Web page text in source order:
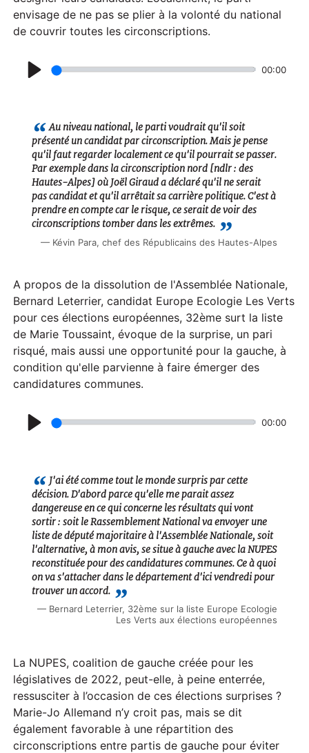
envisage de ne pas se plier à la volonté du national
de couvrir toutes les circonscriptions.
a
y
00:00
Au niveau national, le parti voudrait qu'il soit
présenté un candidat par circonscription. Mais je pense
qu'il faut regarder localement ce qu'il pourrait se passer.
Par exemple dans la circonscription nord [ndlr : des
Hautes-Alpes] où Joël Giraud a déclaré qu'il ne serait
pas candidat et qu'il arrêtait sa carrière politique. C'est à
prendre en compte car le risque, ce serait de voir des
circonscriptions tomber dans les extrêmes.
Kévin Para, chef des Républicains des Hautes-Alpes
A propos de la dissolution de l'Assemblée Nationale,
Bernard Leterrier, candidat Europe Ecologie Les Verts
pour ces élections européennes, 32ème surt la liste
de Marie Toussaint, évoque de la surprise, un pari
risqué, mais aussi une opportunité pour la gauche, à
condition qu'elle parvienne à faire émerger des
candidatures communes.
a
y
00:00
J'ai été comme tout le monde surpris par cette
décision. D'abord parce qu'elle me parait assez
dangereuse en ce qui concerne les résultats qui vont
sortir : soit le Rassemblement National va envoyer une
liste de député majoritaire à l'Assemblée Nationale, soit
l'alternative, à mon avis, se situe à gauche avec la NUPES
reconstituée pour des candidatures communes. Ce à quoi
on va s'attacher dans le département d'ici vendredi pour
trouver un accord.
Bernard Leterrier, 32ème sur la liste Europe Ecologie
Les Verts aux élections européennes
La NUPES, coalition de gauche créée pour les
législatives de 2022, peut-elle, à peine enterrée,
ressusciter à l’occasion de ces élections surprises ?
Marie-Jo Allemand n’y croit pas, mais se dit
également favorable à une répartition des
circonscriptions entre partis de gauche pour éviter